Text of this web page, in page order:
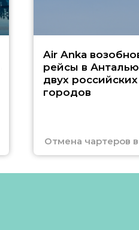
Air Anka
рейсы в
двух российских
городов
Отмена чартеров